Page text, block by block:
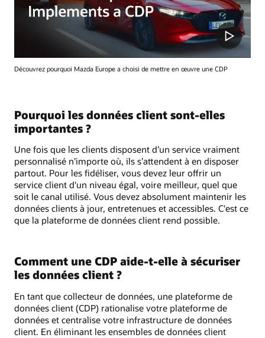
Découvrez pourquoi Mazda Europe a choisi de mettre en œuvre une CDP
Pourquoi les données client sont-elles
importantes ?
Une fois que les clients disposent d’un service vraiment
personnalisé n’importe où, ils s’attendent à en disposer
partout. Pour les fidéliser, vous devez leur offrir un
service client d'un niveau égal, voire meilleur, quel que
soit le canal utilisé. Vous devez absolument maintenir les
données clients à jour, entretenues et accessibles. C'est ce
que la plateforme de données client rend possible.
Comment une CDP aide-t-elle à sécuriser
les données client ?
En tant que collecteur de données, une plateforme de
données client (CDP) rationalise votre plateforme de
données et centralise votre infrastructure de données
client. En éliminant les ensembles de données client